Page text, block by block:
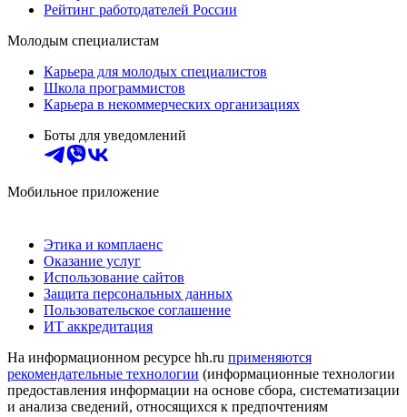
Рейтинг работодателей России
Молодым специалистам
Карьера для молодых специалистов
Школа программистов
Карьера в некоммерческих организациях
Боты для уведомлений
Мобильное приложение
Этика и комплаенс
Оказание услуг
Использование сайтов
Защита персональных данных
Пользовательское соглашение
ИТ аккредитация
На информационном ресурсе hh.ru применяются
рекомендательные технологии (информационные технологии
предоставления информации на основе сбора, систематизации
и анализа сведений, относящихся к предпочтениям